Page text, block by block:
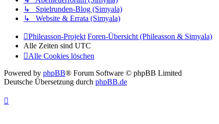
↳ Spielrunden-Blog (Simyala)
↳ Website & Errata (Simyala)
Phileasson-Projekt Foren-Übersicht (Phileasson & Simyala)
Alle Zeiten sind UTC
Alle Cookies löschen
Powered by phpBB® Forum Software © phpBB Limited
Deutsche Übersetzung durch phpBB.de